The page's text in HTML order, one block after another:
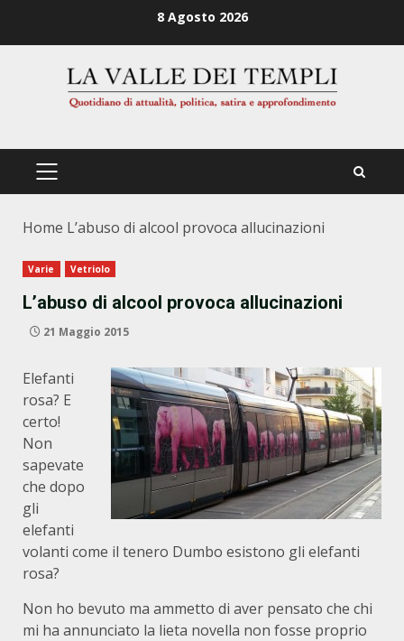
8 Agosto 2026
PRIMÄRES
Home L’abuso di alcool provoca allucinazioni
Varie Vetriolo
L’abuso di alcool provoca allucinazioni
21 Maggio 2015
Elefanti
rosa? E
certo!
Non
sapevate
che dopo
gli
elefanti
volanti come il tenero Dumbo esistono gli elefanti
rosa?
Non ho bevuto ma ammetto di aver pensato che chi
mi ha annunciato la lieta novella non fosse proprio